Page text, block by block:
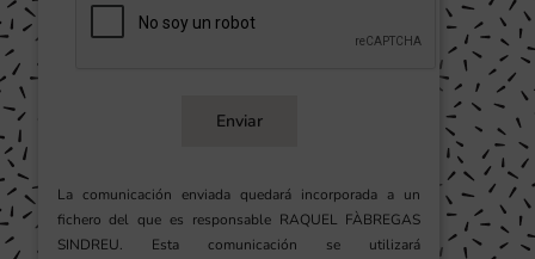
Enviar
La comunicación enviada quedará incorporada a un
fichero del que es responsable RAQUEL FÀBREGAS
SINDREU. Esta comunicación se utilizará